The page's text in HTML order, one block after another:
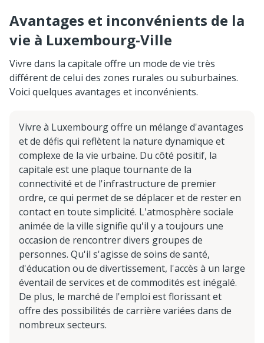
Avantages et inconvénients de la
vie à Luxembourg-Ville
Vivre dans la capitale offre un mode de vie très
différent de celui des zones rurales ou suburbaines.
Voici quelques avantages et inconvénients.
Vivre à Luxembourg offre un mélange d'avantages
et de défis qui reflètent la nature dynamique et
complexe de la vie urbaine. Du côté positif, la
capitale est une plaque tournante de la
connectivité et de l'infrastructure de premier
ordre, ce qui permet de se déplacer et de rester en
contact en toute simplicité. L'atmosphère sociale
animée de la ville signifie qu'il y a toujours une
occasion de rencontrer divers groupes de
personnes. Qu'il s'agisse de soins de santé,
d'éducation ou de divertissement, l'accès à un large
éventail de services et de commodités est inégalé.
De plus, le marché de l'emploi est florissant et
offre des possibilités de carrière variées dans de
nombreux secteurs.